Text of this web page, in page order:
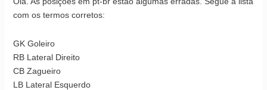
com os termos corretos:
GK Goleiro
RB Lateral Direito
CB Zagueiro
LB Lateral Esquerdo